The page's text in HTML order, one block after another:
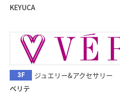
KEYUCA
3F
ジュエリー&アクセサリー
ベリテ